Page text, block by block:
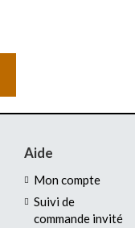
Aide
Mon compte
Suivi de
commande invité